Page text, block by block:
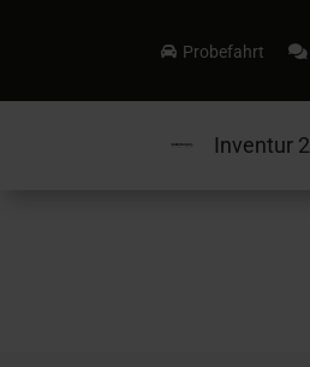
 Probefahrt 
Inventur